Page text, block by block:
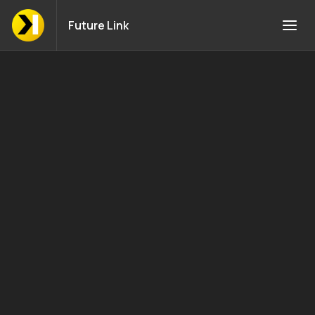
Future Link